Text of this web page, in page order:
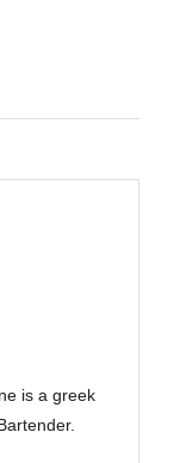
is a greek